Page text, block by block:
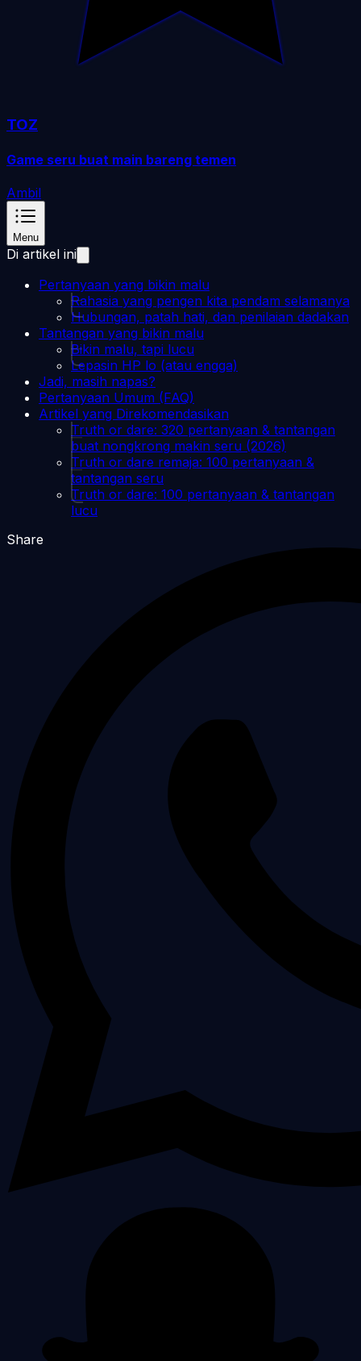
TOZ
Game seru buat main bareng temen
Ambil
Menu
Di artikel ini
Pertanyaan yang bikin malu
Rahasia yang pengen kita pendam selamanya
Hubungan, patah hati, dan penilaian dadakan
Tantangan yang bikin malu
Bikin malu, tapi lucu
Lepasin HP lo (atau engga)
Jadi, masih napas?
Pertanyaan Umum (FAQ)
Artikel yang Direkomendasikan
Truth or dare: 320 pertanyaan & tantangan
buat nongkrong makin seru (2026)
Truth or dare remaja: 100 pertanyaan &
tantangan seru
Truth or dare: 100 pertanyaan & tantangan
lucu
Share